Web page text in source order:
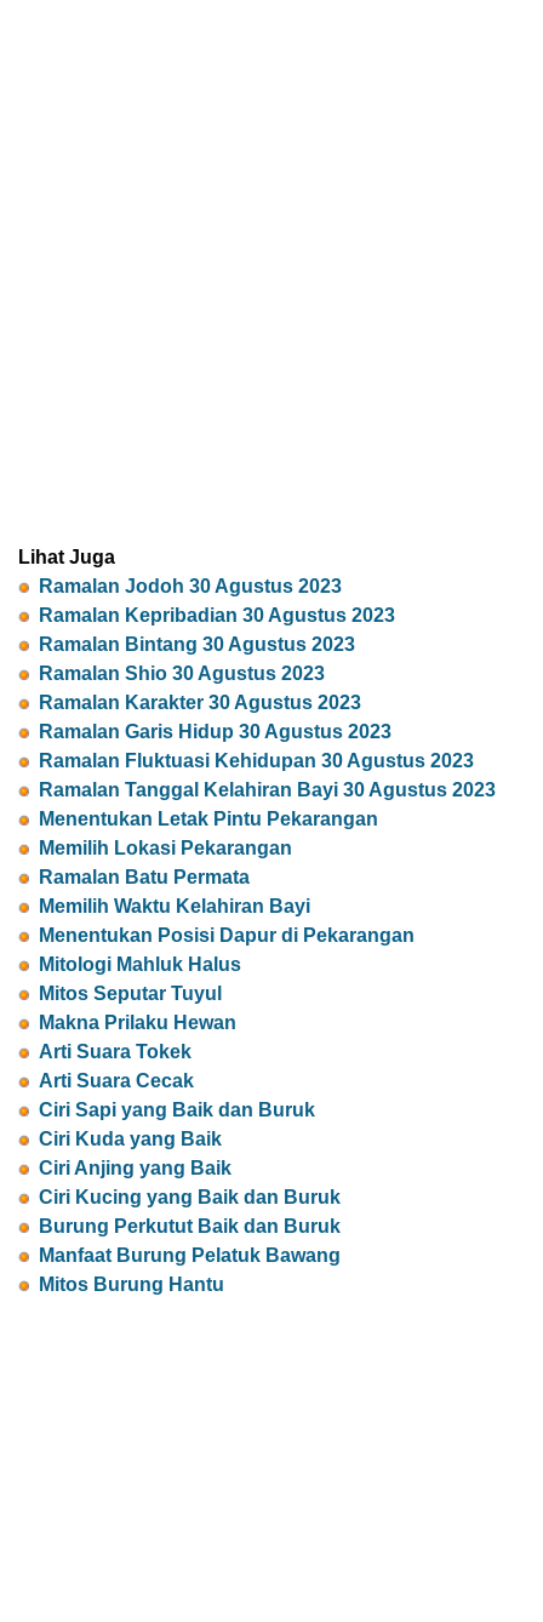
Lihat Juga
Ramalan Jodoh 30 Agustus 2023
Ramalan Kepribadian 30 Agustus 2023
Ramalan Bintang 30 Agustus 2023
Ramalan Shio 30 Agustus 2023
Ramalan Karakter 30 Agustus 2023
Ramalan Garis Hidup 30 Agustus 2023
Ramalan Fluktuasi Kehidupan 30 Agustus 2023
Ramalan Tanggal Kelahiran Bayi 30 Agustus 2023
Menentukan Letak Pintu Pekarangan
Memilih Lokasi Pekarangan
Ramalan Batu Permata
Memilih Waktu Kelahiran Bayi
Menentukan Posisi Dapur di Pekarangan
Mitologi Mahluk Halus
Mitos Seputar Tuyul
Makna Prilaku Hewan
Arti Suara Tokek
Arti Suara Cecak
Ciri Sapi yang Baik dan Buruk
Ciri Kuda yang Baik
Ciri Anjing yang Baik
Ciri Kucing yang Baik dan Buruk
Burung Perkutut Baik dan Buruk
Manfaat Burung Pelatuk Bawang
Mitos Burung Hantu